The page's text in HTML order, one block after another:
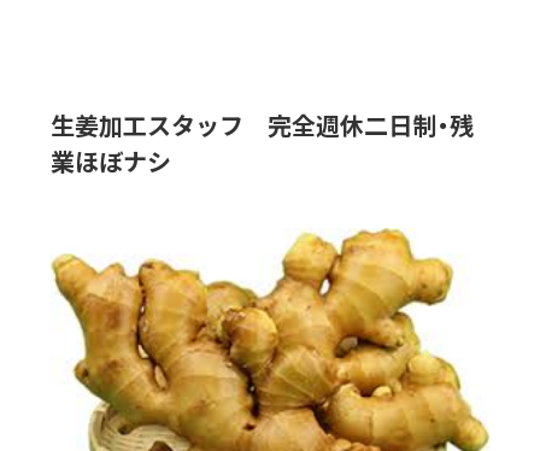
生姜加工スタッフ 完全週休二日制・残
業ほぼナシ